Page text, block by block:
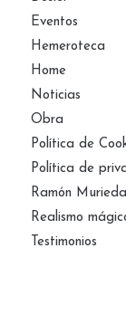
Eventos
Hemeroteca
Home
Noticias
Obra
Política de
Política de
Ramón
Realismo
Testimonios